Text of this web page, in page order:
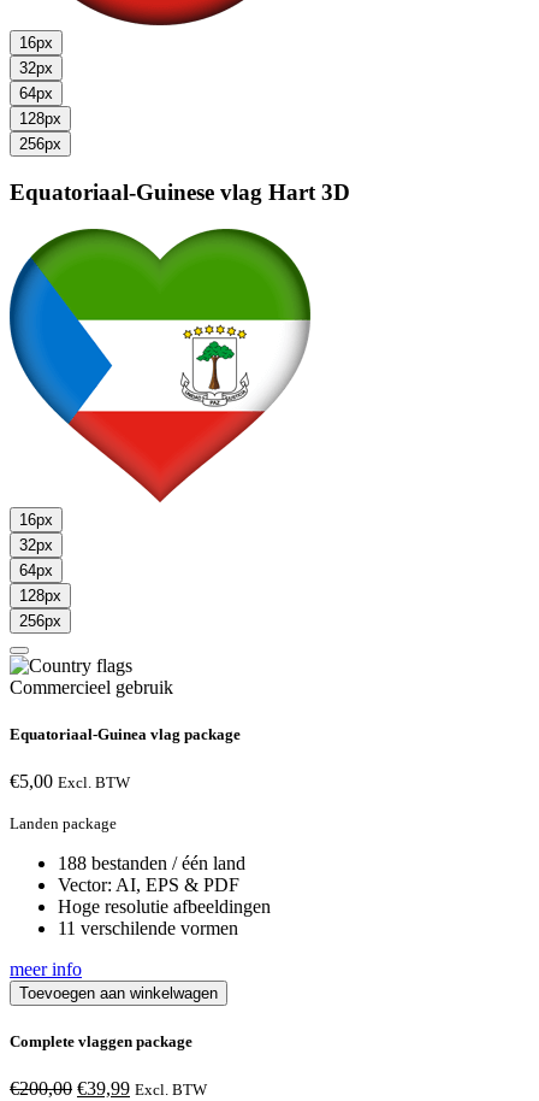
16px
32px
64px
128px
256px
Equatoriaal-Guinese vlag Hart 3D
16px
32px
64px
128px
256px
Commercieel gebruik
Equatoriaal-Guinea vlag package
€5,00 Excl. BTW
Landen package
188 bestanden / één land
Vector: AI, EPS & PDF
Hoge resolutie afbeeldingen
11 verschilende vormen
meer info
Toevoegen aan winkelwagen
Complete vlaggen package
€200,00 Oorspronkelijke
€39,99Huidige
Excl. BTW